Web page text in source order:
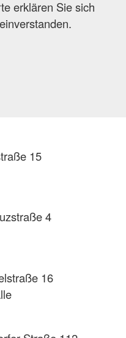
erklären Sie sich
15
4
16